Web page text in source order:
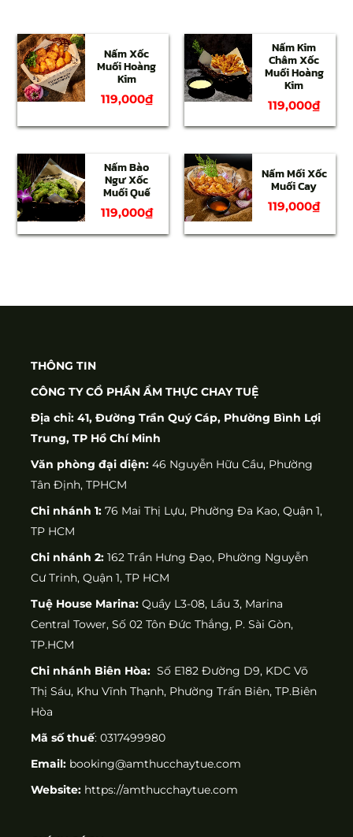
Nấm Xốc
Muối Hoàng
Kim
119,000₫
Nấm Kim
Châm Xốc
Muối Hoàng
Kim
119,000₫
Nấm Bào
Ngư Xốc
Muối Quế
119,000₫
Nấm Mối Xốc
Muối Cay
119,000₫
THÔNG TIN
CÔNG TY CỔ PHẦN ẨM THỰC CHAY TUỆ
Địa chỉ: 41, Đường Trần Quý Cáp, Phường Bình Lợi
Trung, TP Hồ Chí Minh
Văn phòng đại diện: 46 Nguyễn Hữu Cầu, Phường
Tân Định, TPHCM
Chi nhánh 1: 76 Mai Thị Lựu, Phường Đa Kao, Quận 1,
TP HCM
Chi nhánh 2: 162 Trần Hưng Đạo, Phường Nguyễn
Cư Trinh, Quận 1, TP HCM
Tuệ House Marina: Quầy L3-08, Lầu 3, Marina
Central Tower, Số 02 Tôn Đức Thắng, P. Sài Gòn,
TP.HCM
Chi nhánh Biên Hòa: Số E182 Đường D9, KDC Võ
Thị Sáu, Khu Vĩnh Thạnh, Phường Trấn Biên, TP.Biên
Hòa
Mã số thuế: 0317499980
Email: booking@amthucchaytue.com
Website: https://amthucchaytue.com